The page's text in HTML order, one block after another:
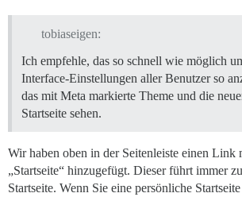
tobiaseigen:
Ich empfehle, das so schnell wie möglich
Interface-Einstellungen aller Benutzer so
das mit Meta markierte Theme und die
Startseite sehen.
Wir haben oben in der Seitenleiste einen Link
„Startseite“ hinzugefügt. Dieser führt immer
Startseite. Wenn Sie eine persönliche